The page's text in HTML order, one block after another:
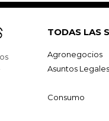
TODAS LAS
Agronegocios
Asuntos Legales
Consumo